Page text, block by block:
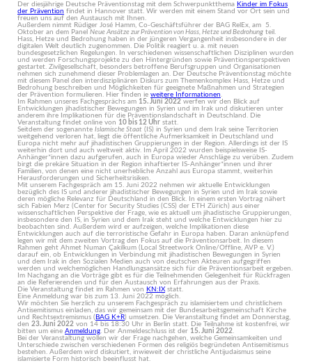
Der diesjährige Deutsche Präventionstag mit dem Schwerpunktthema Kinder im Fokus
der Prävention findet in Hannover statt. Wir werden mit einem Stand vor Ort sein und
freuen uns auf den Austausch mit Ihnen.
Außerdem nimmt Rüdiger José Hamm, Co-Geschäftsführer der BAG RelEx, am 5.
Oktober an dem Panel Neue Ansätze zur Prävention von Hass, Hetze und Bedrohung teil.
Hass, Hetze und Bedrohung haben in der jüngeren Vergangenheit insbesondere in der
digitalen Welt deutlich zugenommen. Die Politik reagiert u. a. mit neuen
bundesgesetzlichen Regelungen. In verschiedenen wissenschaftlichen Disziplinen wurden
und werden Forschungsprojekte zu den Hintergründen sowie Präventionsperspektiven
gestartet. Zivilgesellschaft, besonders betroffene Berufsgruppen und Organisationen
nehmen sich zunehmend dieser Problemlagen an. Der Deutsche Präventionstag möchte
mit diesem Panel den interdisziplinären Diskurs zum Themenkomplex Hass, Hetze und
Bedrohung beschreiben und Möglichkeiten für geeignete Maßnahmen und Strategien
der Prävention formulieren. Hier finden ie weitere Informationen.
Im Rahmen unseres Fachgesprächs am 15. Juni 2022 werfen wir den Blick auf
Entwicklungen jihadistischer Bewegungen in Syrien und im Irak und diskutieren unter
anderem ihre Implikationen für die Präventionslandschaft in Deutschland. Die
Veranstaltung findet online von 10 bis 12 Uhr statt.
Seitdem der sogenannte Islamische Staat (IS) in Syrien und dem Irak seine Territorien
weitgehend verloren hat, liegt die öffentliche Aufmerksamkeit in Deutschland und
Europa nicht mehr auf jihadistischen Gruppierungen in der Region. Allerdings ist der IS
weiterhin dort und auch weltweit aktiv. Im April 2022 wurden beispielsweise IS-
Anhänger*innen dazu aufgerufen, auch in Europa wieder Anschläge zu verüben. Zudem
birgt die prekäre Situation in der Region inhaftierter IS-Anhänger*innen und ihrer
Familien, von denen eine nicht unerhebliche Anzahl aus Europa stammt, weiterhin
Herausforderungen und Sicherheitsrisiken.
Mit unserem Fachgespräch am 15. Juni 2022 nehmen wir aktuelle Entwicklungen
bezüglich des IS und anderer jihadistischer Bewegungen in Syrien und im Irak sowie
deren mögliche Relevanz für Deutschland in den Blick. In einem ersten Vortrag nähert
sich Fabien Merz (Center for Security Studies (CSS) der ETH Zürich) aus einer
wissenschaftlichen Perspektive der Frage, wie es aktuell um jihadistische Gruppierungen,
insbesondere den IS, in Syrien und dem Irak steht und welche Entwicklungen hier zu
beobachten sind. Außerdem wird er aufzeigen, welche Implikationen diese
Entwicklungen auch auf die terroristische Gefahr in Europa haben. Daran anknüpfend
legen wir mit dem zweiten Vortrag den Fokus auf die Präventionsarbeit. In diesem
Rahmen geht Ahmet Numan Çakilkum (Local Streetwork Online/Offline, AVP e. V.)
darauf ein, ob Entwicklungen in Verbindung mit jihadistischen Bewegungen in Syrien
und dem Irak in den Sozialen Medien auch von deutschen Akteuren aufgegriffen
werden und welchemöglichen Handlungsansätze sich für die Präventionsarbeit ergeben.
Im Nachgang an die Vorträge gibt es für die Teilnehmenden Gelegenheit für Rückfragen
an die Referierenden und für den Austausch von Erfahrungen aus der Praxis.
Die Veranstaltung findet im Rahmen von KN:IXstatt.
Eine Anmeldung war bis zum 13. Juni 2022 möglich.
Wir möchten Sie herzlich zu unserem Fachgespräch zu islamisiertem und christlichem
Antisemitismus einladen, das wir gemeinsam mit der Bundesarbeitsgemeinschaft Kirche
und Rechtsextremismus ( BAG K+R) umsetzen. Die Veranstaltung findet am Donnerstag,
den 23. Juni 2022 von 14 bis 18:30 Uhr in Berlin statt. Die Teilnahme ist kostenfrei, wir
bitten um eine Anmeldung. Der Anmeldeschluss ist der 15. Juni 2022.
Bei der Veranstaltung wollen wir der Frage nachgehen, welche Gemeinsamkeiten und
Unterschiede zwischen verschiedenen Formen des religiös begründeten Antisemitismus
bestehen. Außerdem wird diskutiert, inwieweit der christliche Antijudaismus seine
islamisierte Form historisch beeinflusst hat.